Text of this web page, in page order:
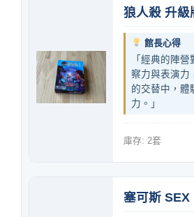
狼人殺 升級
館長心得
「經典的陣
察力與表演力
的交替中，體
力。」
庫存: 2套
塞可斯 SEX